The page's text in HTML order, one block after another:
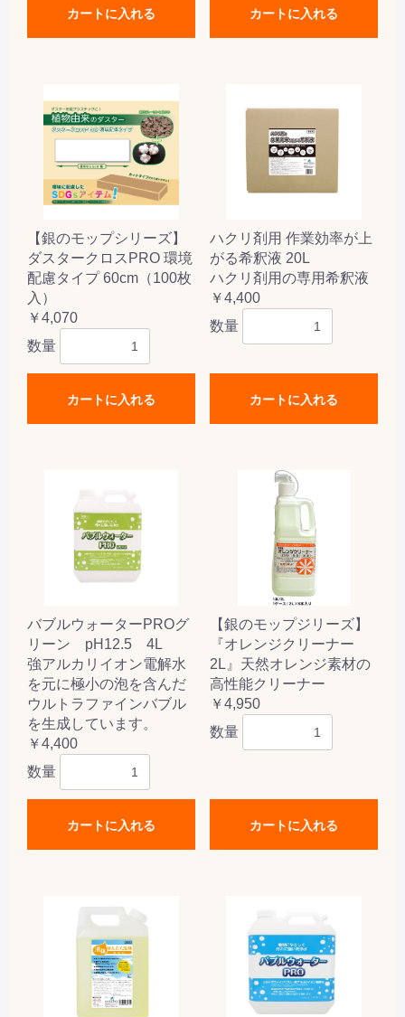
カートに入れる カートに入れる
【銀のモップシリーズ】
ダスタークロスPRO 環境
配慮タイプ 60cm（100枚
入）
￥4,070
数量
カートに入れる
ハクリ剤用 作業効率が上
がる希釈液 20L
ハクリ剤用の専用希釈液
￥4,400
数量
カートに入れる
バブルウォーターPROグ
リーン pH12.5 4L
強アルカリイオン電解水
を元に極小の泡を含んだ
ウルトラファインバブル
を生成しています。
￥4,400
数量
カートに入れる
【銀のモップジリーズ】
『オレンジクリーナー
2L』天然オレンジ素材の
高性能クリーナー
￥4,950
数量
カートに入れる